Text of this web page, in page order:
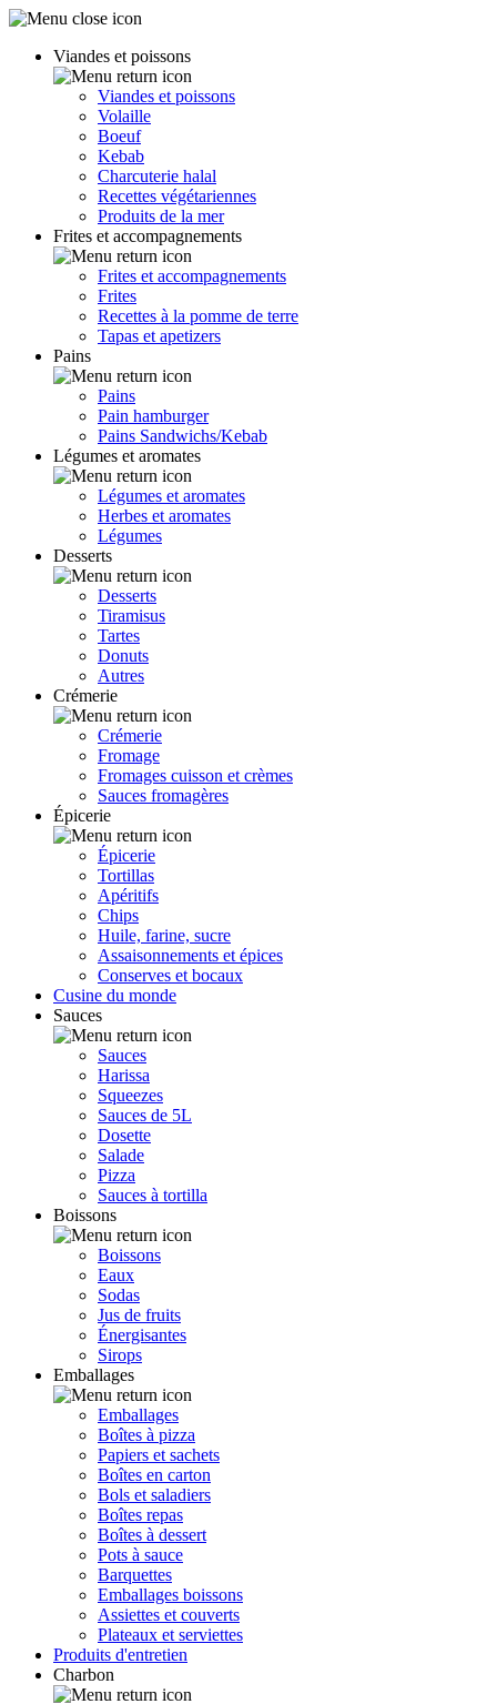
Viandes et poissons
Viandes et poissons
Volaille
Boeuf
Kebab
Charcuterie halal
Recettes végétariennes
Produits de la mer
Frites et accompagnements
Frites et accompagnements
Frites
Recettes à la pomme de terre
Tapas et apetizers
Pains
Pains
Pain hamburger
Pains Sandwichs/Kebab
Légumes et aromates
Légumes et aromates
Herbes et aromates
Légumes
Desserts
Desserts
Tiramisus
Tartes
Donuts
Autres
Crémerie
Crémerie
Fromage
Fromages cuisson et crèmes
Sauces fromagères
Épicerie
Épicerie
Tortillas
Apéritifs
Chips
Huile, farine, sucre
Assaisonnements et épices
Conserves et bocaux
Cusine du monde
Sauces
Sauces
Harissa
Squeezes
Sauces de 5L
Dosette
Salade
Pizza
Sauces à tortilla
Boissons
Boissons
Eaux
Sodas
Jus de fruits
Énergisantes
Sirops
Emballages
Emballages
Boîtes à pizza
Papiers et sachets
Boîtes en carton
Bols et saladiers
Boîtes repas
Boîtes à dessert
Pots à sauce
Barquettes
Emballages boissons
Assiettes et couverts
Plateaux et serviettes
Produits d'entretien
Charbon